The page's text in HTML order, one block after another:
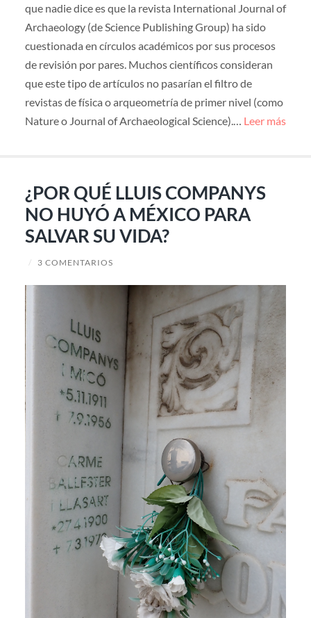
que nadie dice es que la revista International Journal of
Archaeology (de Science Publishing Group) ha sido
cuestionada en círculos académicos por sus procesos
de revisión por pares. Muchos científicos consideran
que este tipo de artículos no pasarían el filtro de
revistas de física o arqueometría de primer nivel (como
Nature o Journal of Archaeological Science).… Leer más
¿POR QUÉ LLUIS COMPANYS
NO HUYÓ A MÉXICO PARA
SALVAR SU VIDA?
/ 3 COMENTARIOS